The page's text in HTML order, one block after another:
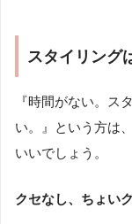
スタイリング
『時間がない。ス
い。』という方は
いいでしょう。
クセなし、ちょい